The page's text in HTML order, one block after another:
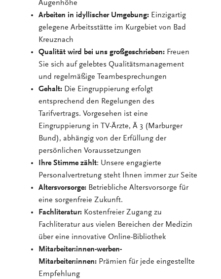
Augenhöhe
Arbeiten in idyllischer Umgebung: Einzigartig
gelegene Arbeitsstätte im Kurgebiet von Bad
Kreuznach
Qualität wird bei uns großgeschrieben: Freuen
Sie sich auf gelebtes Qualitätsmanagement
und regelmäßige Teambesprechungen
Gehalt: Die Eingruppierung erfolgt
entsprechend den Regelungen des
Tarifvertrags. Vorgesehen ist eine
Eingruppierung in TV-Ärzte, Ä 3 (Marburger
Bund), abhängig von der Erfüllung der
persönlichen Voraussetzungen
Ihre Stimme zählt: Unsere engagierte
Personalvertretung steht Ihnen immer zur Seite
Altersvorsorge: Betriebliche Altersvorsorge für
eine sorgenfreie Zukunft.
Fachliteratur: Kostenfreier Zugang zu
Fachliteratur aus vielen Bereichen der Medizin
über eine innovative Online-Bibliothek
Mitarbeiter:innen-werben-
Mitarbeiter:innen: Prämien für jede eingestellte
Empfehlung